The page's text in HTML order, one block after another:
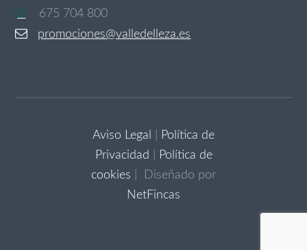
675 704 800
promociones@valledelleza.es
Aviso Legal
Política de
Privacidad
Política de
cookies | Diseñado por
NetFincas